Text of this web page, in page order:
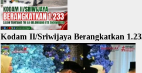
Kodam II/Sriwijaya Berangkatkan